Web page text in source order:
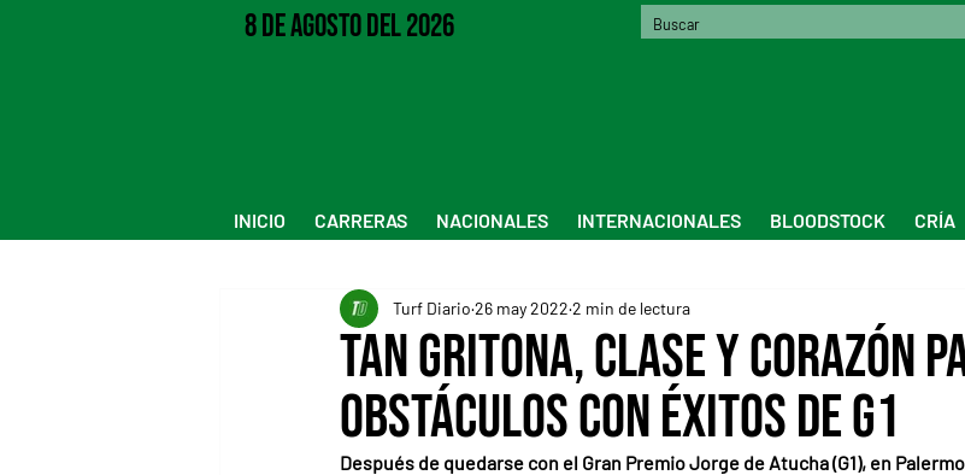
8 de Agosto del 2026
INICIO CARRERAS NACIONALES INTERNACIONALES BLOODSTOCK CRÍA
Tan Gritona, clase y corazón
obstáculos con éxitos de G1
Turf Diario 26 may 2022 2 min de lectura
Después de quedarse con el Gran Premio Jorge de Atucha (G1), en